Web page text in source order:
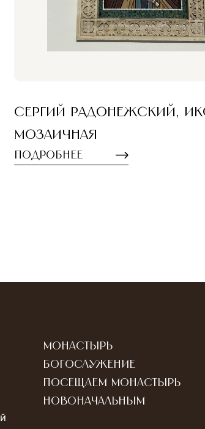
Сергий Радонежский,
мозаичная
Подробнее
Монастырь
Богослужение
Посещаем монастырь
Новоначальным